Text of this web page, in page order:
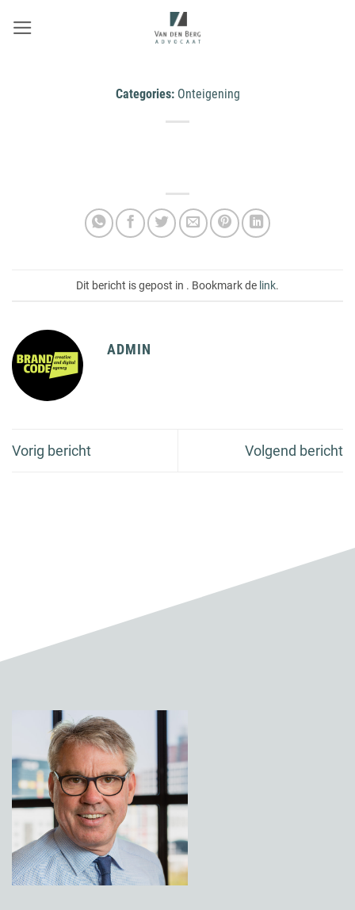
naar
Categories: Onteigening
Dit bericht is gepost in . Bookmark de link.
ADMIN
Vorig bericht Volgend bericht